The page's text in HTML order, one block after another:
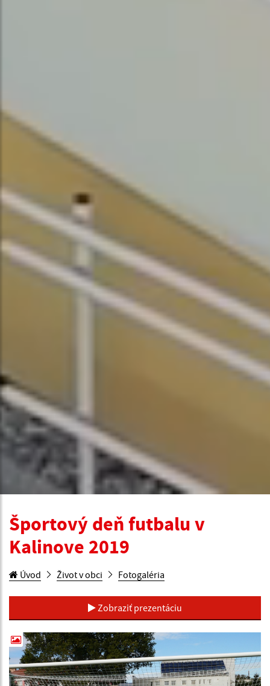
Športový deň futbalu v
Kalinove 2019
Úvod Život v obci Fotogaléria
Zobraziť prezentáciu